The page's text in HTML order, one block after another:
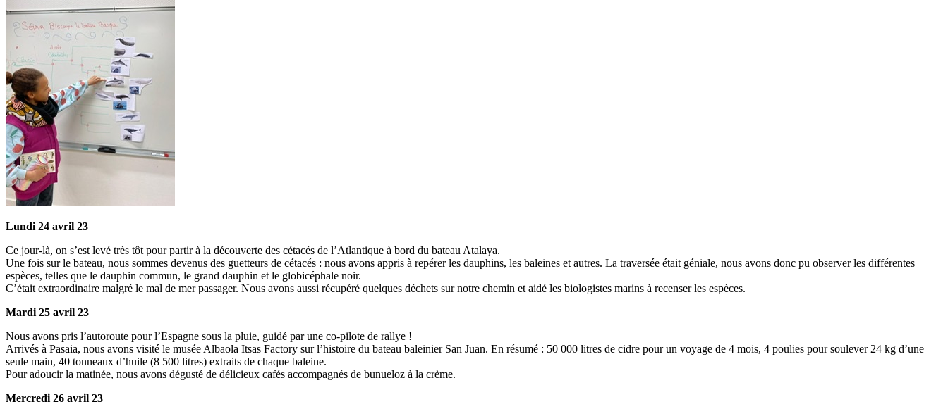
Lundi 24 avril 23
Ce jour-là, on s’est levé très tôt pour partir à la découverte des cétacés de l’Atlantique à bord du bateau Atalaya.
Une fois sur le bateau, nous sommes devenus des guetteurs de cétacés : nous avons appris à repérer les dauphins, les baleines et autres. La traversée était géniale, nous avons donc pu observer les différentes
espèces, telles que le dauphin commun, le grand dauphin et le globicéphale noir.
C’était extraordinaire malgré le mal de mer passager. Nous avons aussi récupéré quelques déchets sur notre chemin et aidé les biologistes marins à recenser les espèces.
Mardi 25 avril 23
Nous avons pris l’autoroute pour l’Espagne sous la pluie, guidé par une co-pilote de rallye !
Arrivés à Pasaia, nous avons visité le musée Albaola Itsas Factory sur l’histoire du bateau baleinier San Juan. En résumé : 50 000 litres de cidre pour un voyage de 4 mois, 4 poulies pour soulever 24 kg d’une
seule main, 40 tonneaux d’huile (8 500 litres) extraits de chaque baleine.
Pour adoucir la matinée, nous avons dégusté de délicieux cafés accompagnés de bunueloz à la crème.
Mercredi 26 avril 23